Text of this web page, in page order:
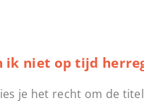
ik niet op tijd
je het recht om de